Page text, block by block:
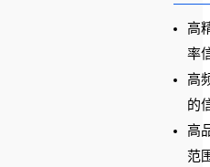
高
率
高
的
高
范